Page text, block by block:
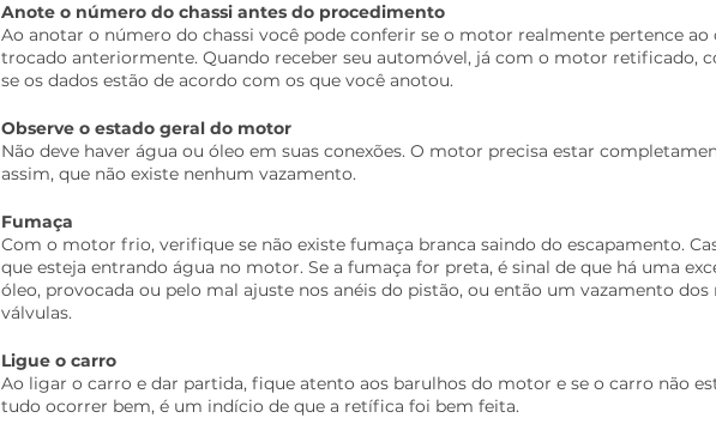
Anote o número do chassi antes do procedimento
Ao anotar o número do chassi você pode conferir se o motor realmente pertence ao
trocado anteriormente. Quando receber seu automóvel, já com o motor retificado,
se os dados estão de acordo com os que você anotou.
Observe o estado geral do motor
Não deve haver água ou óleo em suas conexões. O motor precisa estar
assim, que não existe nenhum vazamento.
Fumaça
Com o motor frio, verifique se não existe fumaça branca saindo do escapamento.
que esteja entrando água no motor. Se a fumaça for preta, é sinal de que há uma
óleo, provocada ou pelo mal ajuste nos anéis do pistão, ou então um vazamento dos
válvulas.
Ligue o carro
Ao ligar o carro e dar partida, fique atento aos barulhos do motor e se o carro não
tudo ocorrer bem, é um indício de que a retífica foi bem feita.